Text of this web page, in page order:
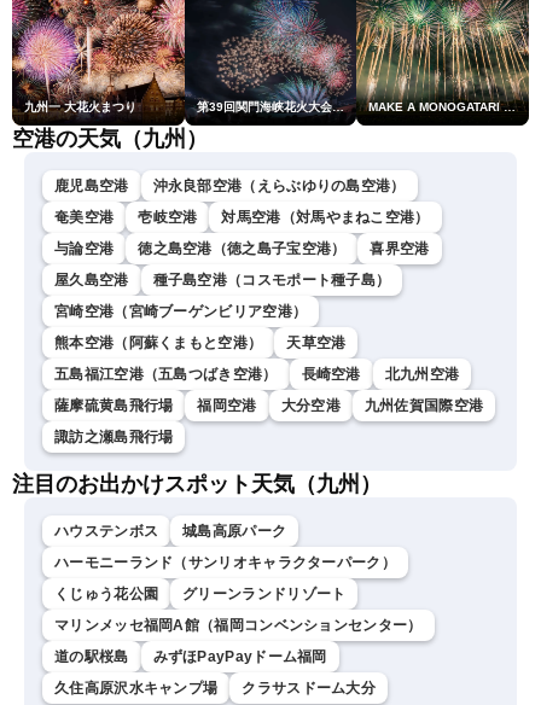
九州一 大花火まつり 第39回関門海峡花火大会(門司側) MAKE A MONOGATARI 2026
空港の天気（九州）
鹿児島空港
沖永良部空港（えらぶゆりの島空港）
奄美空港
壱岐空港
対馬空港（対馬やまねこ空港）
与論空港
徳之島空港（徳之島子宝空港）
喜界空港
屋久島空港
種子島空港（コスモポート種子島）
宮崎空港（宮崎ブーゲンビリア空港）
熊本空港（阿蘇くまもと空港）
天草空港
五島福江空港（五島つばき空港）
長崎空港
北九州空港
薩摩硫黄島飛行場
福岡空港 大分空港
九州佐賀国際空港
諏訪之瀬島飛行場
注目のお出かけスポット天気（九州）
ハウステンボス
城島高原パーク
ハーモニーランド（サンリオキャラクターパーク）
くじゅう花公園
グリーンランドリゾート
マリンメッセ福岡A館（福岡コンベンションセンター）
道の駅桜島
みずほPayPayドーム福岡
久住高原沢水キャンプ場
クラサスドーム大分